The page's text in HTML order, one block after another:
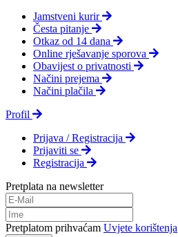
Jamstveni kurir
Česta pitanje
Otkaz od 14 dana
Online rješavanje sporova
Obavijest o privatnosti
Načini prejema
Načini plačila
Profil
Prijava / Registracija
Prijaviti se
Registracija
Pretplata na newsletter
Pretplatom prihvaćam Uvjete korištenja